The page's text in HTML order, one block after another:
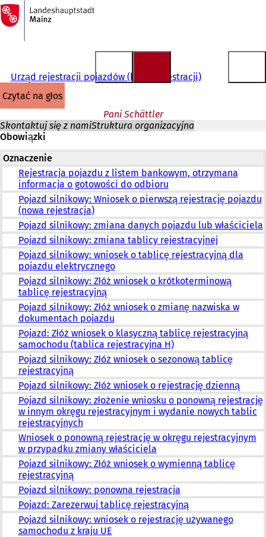
Przejdź do treści
Do
strony
głównej
Urząd rejestracji pojazdów (biuro rejestracji)
czytać na głos
Pani Schättler
Skontaktuj się z namiStruktura organizacyjna
Obowiązki
Oznaczenie
Rejestracja pojazdu z listem bankowym, otrzymana
informacja o gotowości do odbioru
Pojazd silnikowy: Wniosek o pierwszą rejestrację pojazdu
(nowa rejestracja)
Pojazd silnikowy: zmiana danych pojazdu lub właściciela
Pojazd silnikowy: zmiana tablicy rejestracyjnej
Pojazd silnikowy: wniosek o tablicę rejestracyjną dla
pojazdu elektrycznego
Pojazd silnikowy: Złóż wniosek o krótkoterminową
tablicę rejestracyjną
Pojazd silnikowy: Złóż wniosek o zmianę nazwiska w
dokumentach pojazdu
Pojazd: Złóż wniosek o klasyczną tablicę rejestracyjną
samochodu (tablica rejestracyjna H)
Pojazd silnikowy: Złóż wniosek o sezonową tablicę
rejestracyjną
Pojazd silnikowy: Złóż wniosek o rejestrację dzienną
Pojazd silnikowy: złożenie wniosku o ponowną rejestrację
w innym okręgu rejestracyjnym i wydanie nowych tablic
rejestracyjnych
Wniosek o ponowną rejestrację w okręgu rejestracyjnym
w przypadku zmiany właściciela
Pojazd silnikowy: Złóż wniosek o wymienną tablicę
rejestracyjną
Pojazd silnikowy: ponowna rejestracja
Pojazd: Zarezerwuj tablicę rejestracyjną
Pojazd silnikowy: wniosek o rejestrację używanego
samochodu z kraju UE